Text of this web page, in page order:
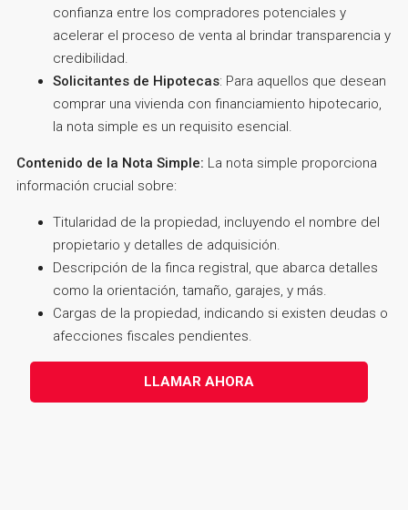
confianza entre los compradores potenciales y
acelerar el proceso de venta al brindar transparencia y
credibilidad.
Solicitantes de Hipotecas: Para aquellos que desean
comprar una vivienda con financiamiento hipotecario,
la nota simple es un requisito esencial.
Contenido de la Nota Simple: La nota simple proporciona
información crucial sobre:
Titularidad de la propiedad, incluyendo el nombre del
propietario y detalles de adquisición.
Descripción de la finca registral, que abarca detalles
como la orientación, tamaño, garajes, y más.
Cargas de la propiedad, indicando si existen deudas o
afecciones fiscales pendientes.
LLAMAR AHORA